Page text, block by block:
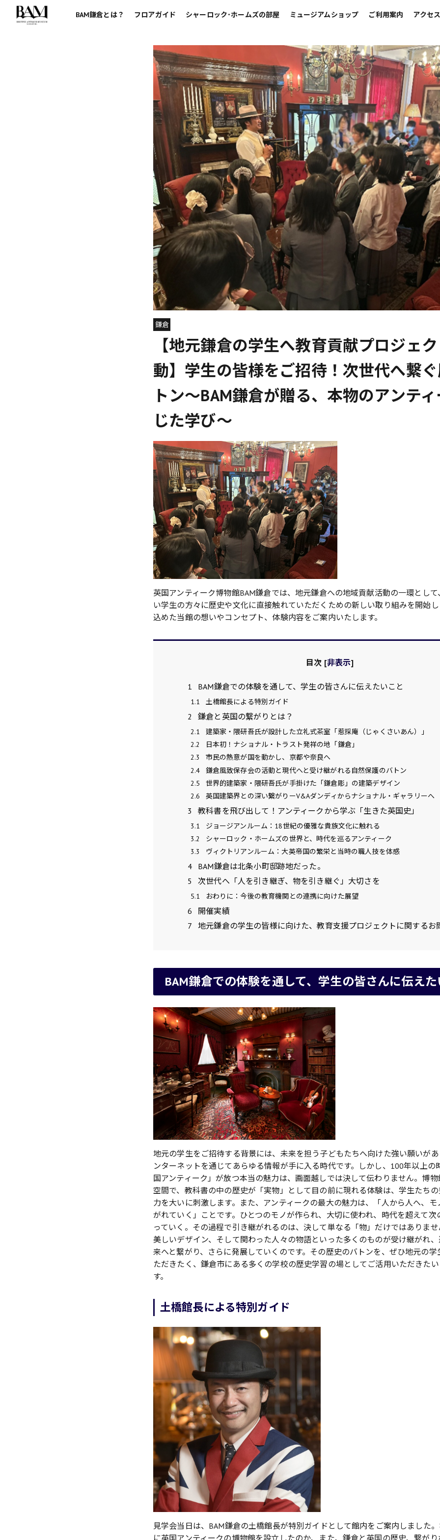
BAM鎌倉とは？ フロアガイド シャーロック･ホームズの部屋 ミュージアムショップ ご利用案内 アクセス
鎌倉
【地元鎌倉の学生へ教育貢献プロジェ
動】学生の皆様をご招待！次世代へ繋
トン〜BAM鎌倉が贈る、本物のアンテ
じた学び〜
英国アンティーク博物館BAM鎌倉では、地元鎌倉への地域貢献活動の一環とし
い学生の方々に歴史や文化に直接触れていただくための新しい取り組みを開始
込めた当館の想いやコンセプト、体験内容をご案内いたします。
目次 [非表示]
1 BAM鎌倉での体験を通して、学生の皆さんに伝えたいこと
1.1 土橋館長による特別ガイド
2 鎌倉と英国の繋がりとは？
2.1
建築家・隈研吾氏が設計した立礼式茶室「惹採庵（じゃくさいあん）」
2.2
日本初！ナショナル・トラスト発祥の地「鎌倉」
2.3
市民の熱意が国を動かし、京都や奈良へ
2.4
鎌倉風致保存会の活動と現代へと受け継がれる自然保護のバトン
2.5
世界的建築家・隈研吾氏が手掛けた「鎌倉彫」の建築デザイン
2.6
英国建築界との深い繋がりーV&Aダンディからナショナル・ギャラリーへ
3 教科書を飛び出して！アンティークから学ぶ「生きた英国史」
3.1
ジョージアンルーム：18世紀の優雅な貴族文化に触れる
3.2
シャーロック・ホームズの世界と、時代を巡るアンティーク
3.3
ヴィクトリアンルーム：大英帝国の繁栄と当時の職人技を体感
4
BAM鎌倉は北条小町邸跡地だった。
5
次世代へ「人を引き継ぎ、物を引き継ぐ」大切さを
5.1 おわりに：今後の教育機関との連携に向けた展望
6
開催実績
7
地元鎌倉の学生の皆様に向けた、教育支援プロジェクトに関するお
BAM鎌倉での体験を通して、学生の皆さんに伝えた
地元の学生をご招待する背景には、未来を担う子どもたちへ向けた強い願いが
ンターネットを通じてあらゆる情報が手に入る時代です。しかし、100年以上の
国アンティーク」が放つ本当の魅力は、画面越しでは決して伝わりません。博
空間で、教科書の中の歴史が「実物」として目の前に現れる体験は、学生たち
力を大いに刺激します。また、アンティークの最大の魅力は、「人から人へ、
がれていく」ことです。ひとつのモノが作られ、大切に使われ、時代を超えて次
っていく。その過程で引き継がれるのは、決して単なる「物」だけではありま
美しいデザイン、そして関わった人々の物語といった多くのものが受け継がれ
来へと繋がり、さらに発展していくのです。その歴史のバトンを、ぜひ地元の学
ただきたく、鎌倉市にある多くの学校の歴史学習の場としてご活用いただきた
す。
土橋館長による特別ガイド
見学会当日は、BAM鎌倉の土橋館長が特別ガイドとして館内をご案内しました